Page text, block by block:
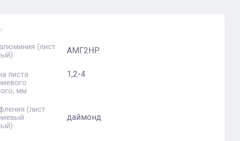
(лист
АМГ2НР
листа
мм
1,2-4
(лист
даймонд